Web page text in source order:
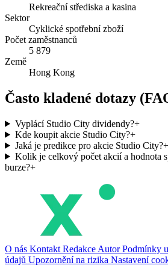
Rekreační střediska a kasina
Sektor
Cyklické spotřební zboží
Počet zaměstnanců
5 879
Země
Hong Kong
Často kladené dotazy
Vyplácí Studio City dividendy?+
Kde koupit akcie Studio City?+
Jaká je predikce pro akcie Studio City?+
Kolik je celkový počet akcií a hodnota
burze?+
O nás Kontakt Redakce AutorPodmínky
údajů Upozornění na rizika Nastavení